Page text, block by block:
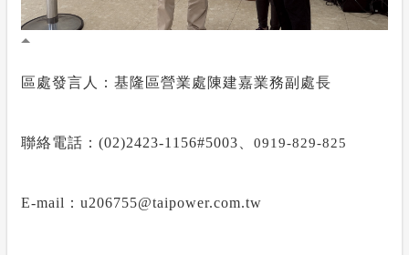
區處發言人：基隆區營業處陳建嘉業務副處長
聯絡電話： (02)2423-1156#5003 0919-829-825
E-mail ： u206755@taipower.com.tw